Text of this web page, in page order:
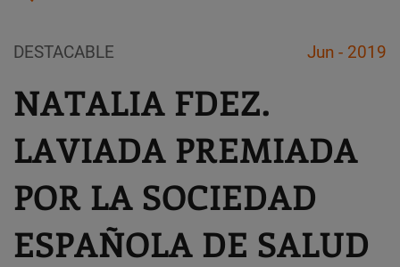
DESTACABLE Jun - 2019
NATALIA FDEZ.
LAVIADA PREMIADA
POR LA SOCIEDAD
ESPAÑOLA DE SALUD